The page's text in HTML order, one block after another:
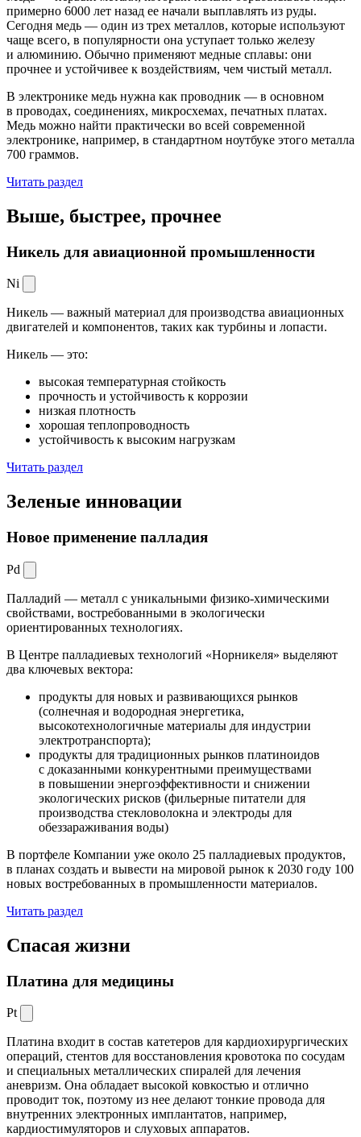
примерно 6000 лет назад ее начали выплавлять из руды.
Сегодня медь — один из трех металлов, которые используют
чаще всего, в популярности она уступает только железу
и алюминию. Обычно применяют медные сплавы: они
прочнее и устойчивее к воздействиям, чем чистый металл.
В электронике медь нужна как проводник — в основном
в проводах, соединениях, микросхемах, печатных платах.
Медь можно найти практически во всей современной
электронике, например, в стандартном ноутбуке этого металла
700 граммов.
Читать раздел
Выше, быстрее, прочнее
Никель для авиационной промышленности
Ni
Никель — важный материал для производства авиационных
двигателей и компонентов, таких как турбины и лопасти.
Никель — это:
высокая температурная стойкость
прочность и устойчивость к коррозии
низкая плотность
хорошая теплопроводность
устойчивость к высоким нагрузкам
Читать раздел
Зеленые инновации
Новое применение палладия
Pd
Палладий — металл с уникальными физико-химическими
свойствами, востребованными в экологически
ориентированных технологиях.
В Центре палладиевых технологий «Норникеля» выделяют
два ключевых вектора:
продукты для новых и развивающихся рынков
(солнечная и водородная энергетика,
высокотехнологичные материалы для индустрии
электротранспорта);
продукты для традиционных рынков платиноидов
с доказанными конкурентными преимуществами
в повышении энергоэффективности и снижении
экологических рисков (фильерные питатели для
производства стекловолокна и электроды для
обеззараживания воды)
В портфеле Компании уже около 25 палладиевых продуктов,
в планах создать и вывести на мировой рынок к 2030 году 100
новых востребованных в промышленности материалов.
Читать раздел
Спасая жизни
Платина для медицины
Pt
Платина входит в состав катетеров для кардиохирургических
операций, стентов для восстановления кровотока по сосудам
и специальных металлических спиралей для лечения
аневризм. Она обладает высокой ковкостью и отлично
проводит ток, поэтому из нее делают тонкие провода для
внутренних электронных имплантатов, например,
кардиостимуляторов и слуховых аппаратов.